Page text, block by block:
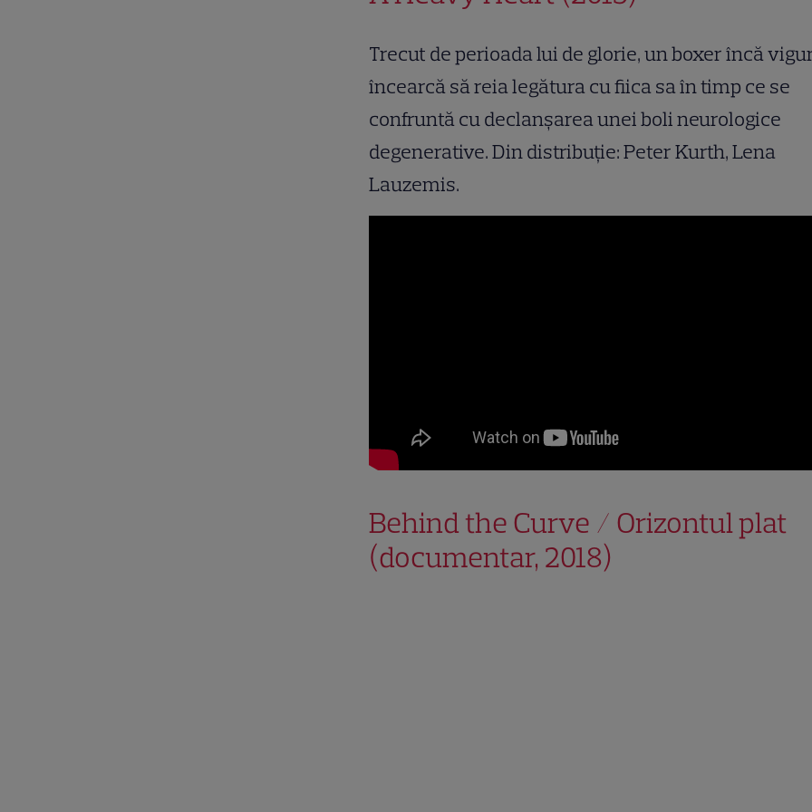
Trecut de perioada lui de glorie, un boxer încă
încearcă să reia legătura cu fiica sa în timp ce se
confruntă cu declanșarea unei boli neurologice
degenerative. Din distribuție: Peter Kurth, Lena
Lauzemis.
Behind the Curve / Orizontul plat
(documentar, 2018)